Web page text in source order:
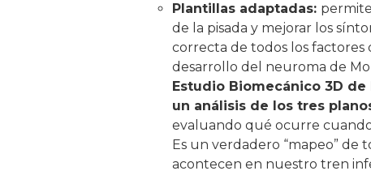
Plantillas adaptadas:
de la pisada y mejorar los
correcta de todos los
desarrollo del neuroma de
Estudio Biomecánico 3D de
un análisis de los tres
evaluando qué ocurre
Es un verdadero “mapeo” de
acontecen en nuestro tren